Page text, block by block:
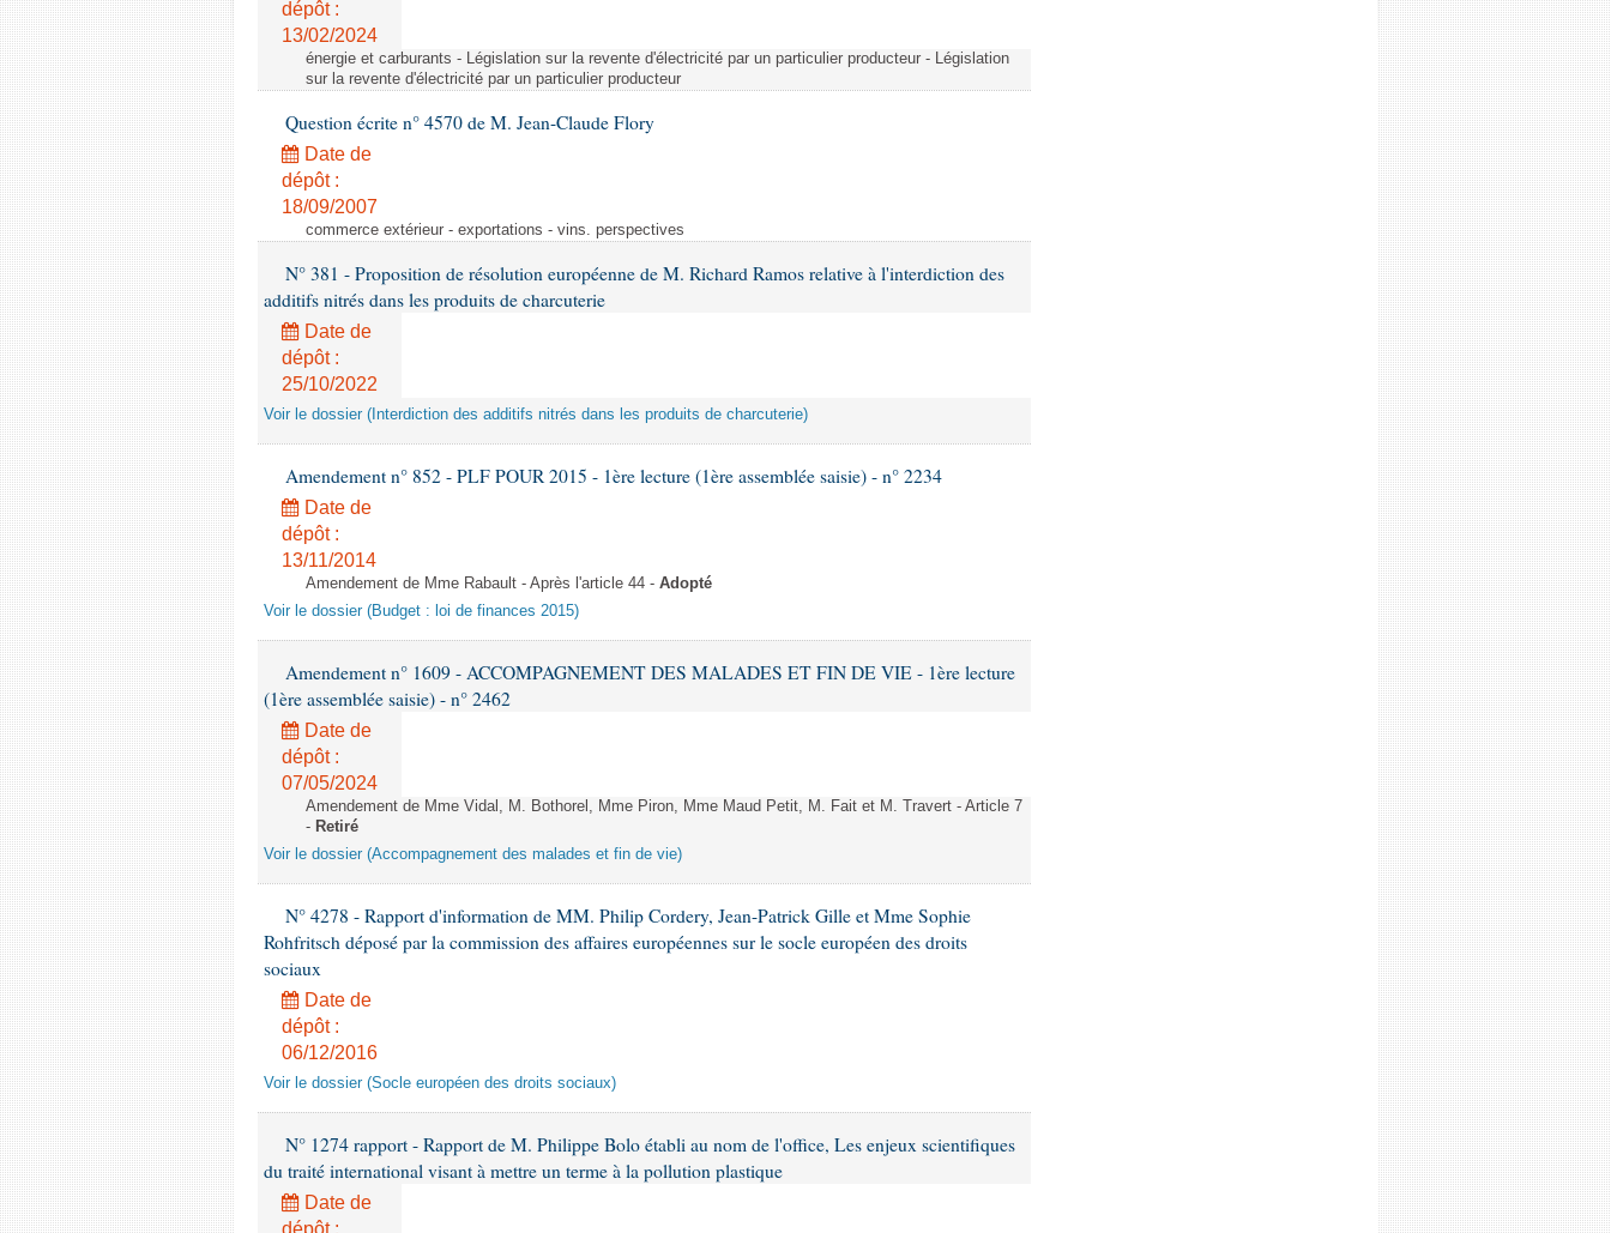
dépôt :
13/02/2024
énergie et carburants - Législation sur la revente d'électricité par un particulier producteur - Législation
sur la revente d'électricité par un particulier producteur
Question écrite n° 4570 de M. Jean-Claude Flory
Date de
dépôt :
18/09/2007
commerce extérieur - exportations - vins. perspectives
N° 381 - Proposition de résolution européenne de M. Richard Ramos relative à l'interdiction des
additifs nitrés dans les produits de charcuterie
Date de
dépôt :
25/10/2022
Voir le dossier (Interdiction des additifs nitrés dans les produits de charcuterie)
Amendement n° 852 - PLF POUR 2015 - 1ère lecture (1ère assemblée saisie) - n° 2234
Date de
dépôt :
13/11/2014
Amendement de Mme Rabault - Après l'article 44 - Adopté
Voir le dossier (Budget : loi de finances 2015)
Amendement n° 1609 - ACCOMPAGNEMENT DES MALADES ET FIN DE VIE - 1ère lecture
(1ère assemblée saisie) - n° 2462
Date de
dépôt :
07/05/2024
Amendement de Mme Vidal, M. Bothorel, Mme Piron, Mme Maud Petit, M. Fait et M. Travert - Article 7
- Retiré
Voir le dossier (Accompagnement des malades et fin de vie)
N° 4278 - Rapport d'information de MM. Philip Cordery, Jean-Patrick Gille et Mme Sophie
Rohfritsch déposé par la commission des affaires européennes sur le socle européen des droits
sociaux
Date de
dépôt :
06/12/2016
Voir le dossier (Socle européen des droits sociaux)
N° 1274 rapport - Rapport de M. Philippe Bolo établi au nom de l'office, Les enjeux scientifiques
du traité international visant à mettre un terme à la pollution plastique
Date de
dépôt :